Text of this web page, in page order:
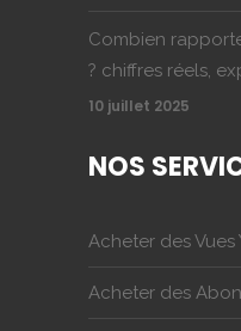
Combien
? chiffres réels,
10 juillet 2025
NOS
Acheter des Vues
Acheter des